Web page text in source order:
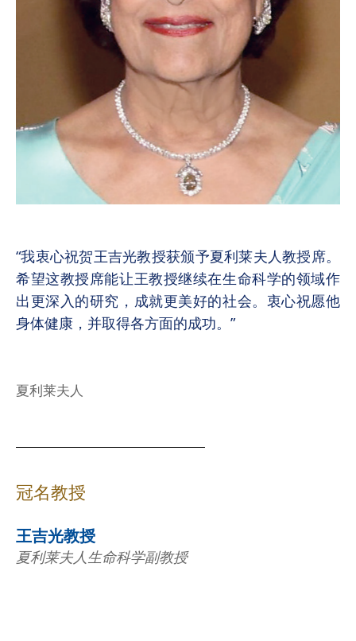
“我衷心祝贺王吉光教授获颁予夏利莱夫人教授席。
希望这教授席能让王教授继续在生命科学的领域作
出更深入的研究，成就更美好的社会。衷心祝愿他
身体健康，并取得各方面的成功。”
夏利莱夫人
冠名教授
王吉光教授
夏利莱夫人生命科学副教授